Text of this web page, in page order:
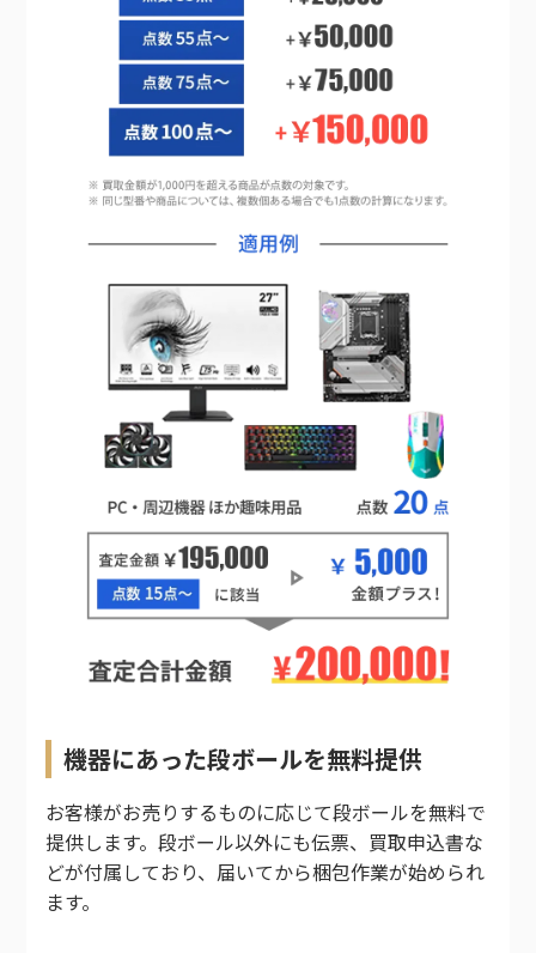
機器にあった段ボールを無料提供
お客様がお売りするものに応じて段ボールを無料で
提供します。段ボール以外にも伝票、買取申込書な
どが付属しており、届いてから梱包作業が始められ
ます。